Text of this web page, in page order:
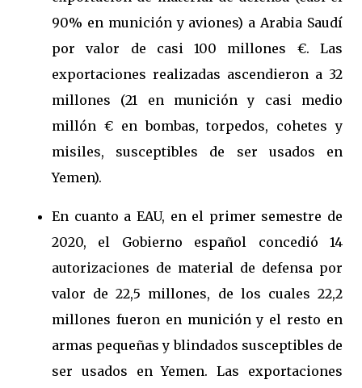
90% en munición y aviones) a Arabia Saudí
por valor de casi 100 millones €. Las
exportaciones realizadas ascendieron a 32
millones (21 en munición y casi medio
millón € en bombas, torpedos, cohetes y
misiles, susceptibles de ser usados en
Yemen).
En cuanto a EAU, en el primer semestre de
2020, el Gobierno español concedió 14
autorizaciones de material de defensa por
valor de 22,5 millones, de los cuales 22,2
millones fueron en munición y el resto en
armas pequeñas y blindados susceptibles de
ser usados en Yemen. Las exportaciones